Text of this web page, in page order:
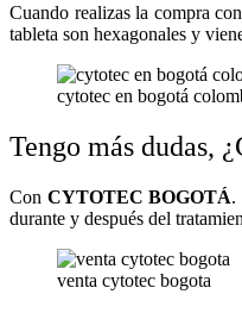
Cuando realizas la compra
tableta son hexagonales y
cytotec en bogotá
Tengo más dudas,
Con CYTOTEC BOGOTÁ.
durante y después del
venta cytotec bogota